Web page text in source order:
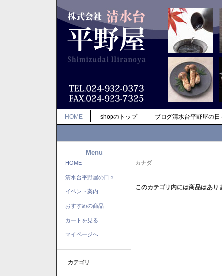
HOME shopのトップ ブログ清水台平野屋の日
Menu
HOME
清水台平野屋の日々
イベント案内
おすすめの商品
カートを見る
マイページへ
カテゴリ
カナダ
このカテゴリ内には商品はあり